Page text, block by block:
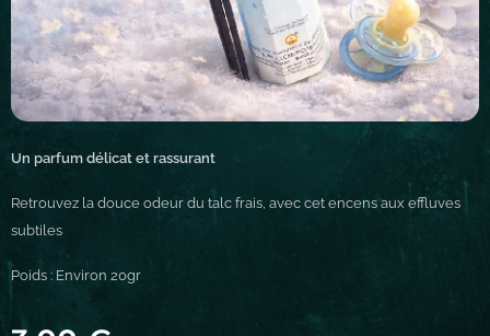
Un parfum délicat et rassurant
Retrouvez la douce odeur du talc frais, avec cet encens aux effluves
subtiles
Poids : Environ 20gr